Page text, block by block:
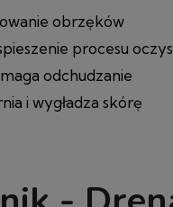
obrzęków
procesu
odchudzanie
i wygładza skórę